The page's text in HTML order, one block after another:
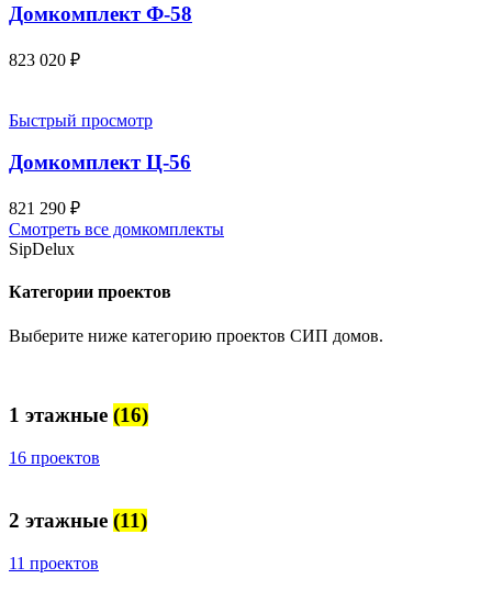
Домкомплект Ф-58
823 020 ₽
Быстрый просмотр
Домкомплект Ц-56
821 290 ₽
Смотреть все домкомплекты
SipDelux
Категории проектов
Выберите ниже категорию проектов СИП домов.
1 этажные (16)
16 проектов
2 этажные (11)
11 проектов